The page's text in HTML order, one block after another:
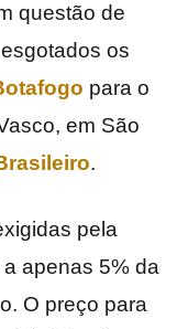
questão de
os
para o
em São
.
pela
apenas 5% da
O preço para